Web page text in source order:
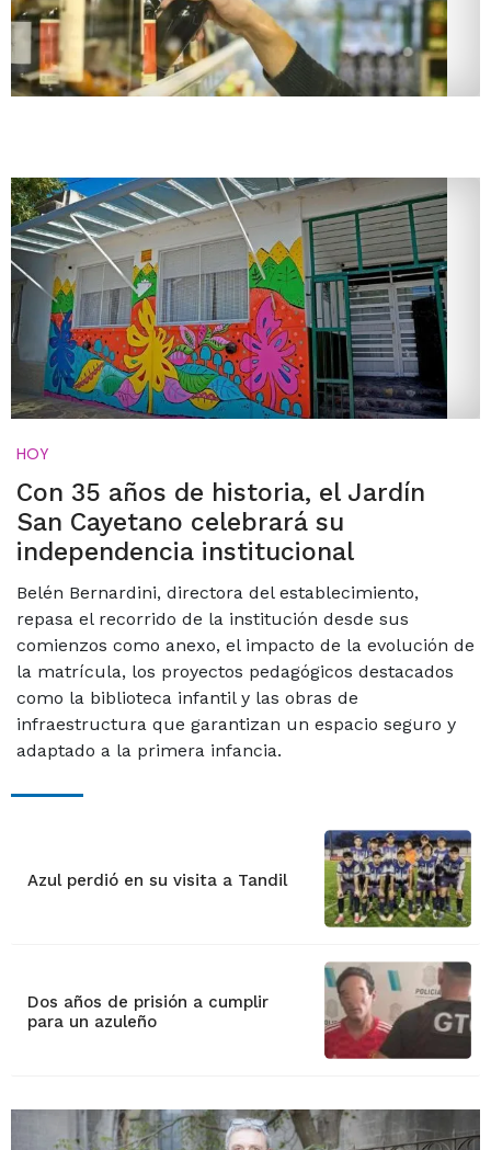
HOY
Con 35 años de historia, el Jardín
San Cayetano celebrará su
independencia institucional
Belén Bernardini, directora del establecimiento,
repasa el recorrido de la institución desde sus
comienzos como anexo, el impacto de la evolución de
la matrícula, los proyectos pedagógicos destacados
como la biblioteca infantil y las obras de
infraestructura que garantizan un espacio seguro y
adaptado a la primera infancia.
Azul perdió en su visita a Tandil
Dos años de prisión a cumplir
para un azuleño